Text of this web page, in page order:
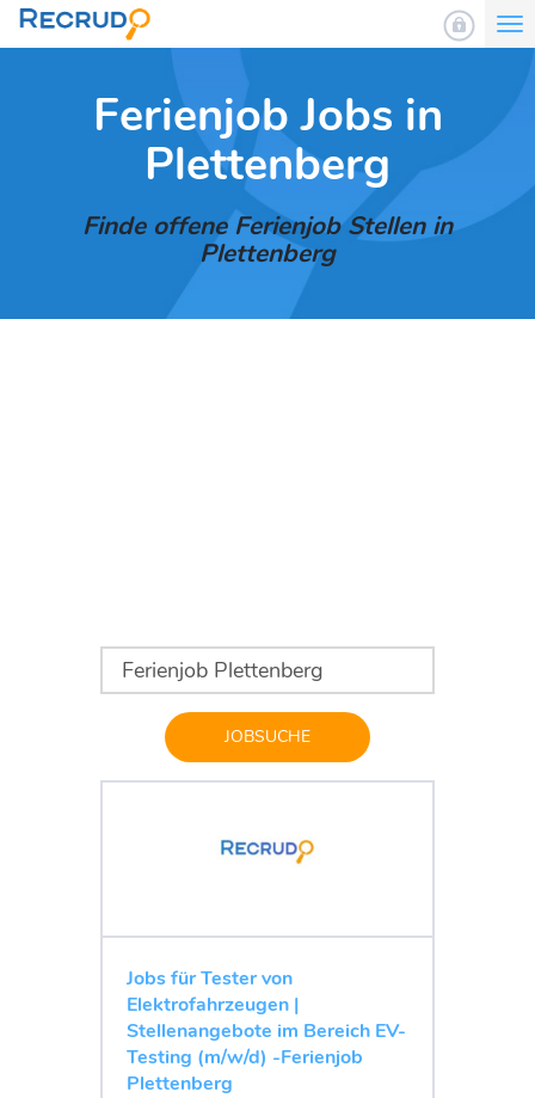
Ferienjob Jobs in
Plettenberg
Finde offene Ferienjob Stellen in
Plettenberg
JOBSUCHE
Jobs für Tester von
Elektrofahrzeugen |
Stellenangebote im Bereich EV-
Testing (m/w/d) -Ferienjob
Plettenberg